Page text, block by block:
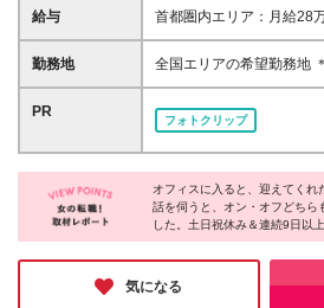
に立つ仕事がしたい」 「
想いをお持ちの方は大歓
給与
首都圏内エリア：月給28
ア：月給27万0,840円～
回やインセンティブなど
変更はありません。 ☆充実した賞与やインセンティ
す。 自分へのご褒美や友
出かけたり 家族をディナ
トも充実しています。 ☆配属に応じて入社1年目の社
は評価実額を支給♪
勤務地
全国エリアの希望勤務地 ＊本社/本部 ・東京/品川区大
崎 ・大阪/大阪市北区太融寺町 *第二支社 ・
区西新宿 ・横浜/横浜市神
・大阪/大阪市北区 ・福岡/福岡市博
東北] ・札幌/札幌市北区
仙台/仙台市青葉区 ・郡山/郡山市
戸支社/茨城県水戸市 ・
栃木県宇都宮市 [首都圏] ・大宮/さいたま市大宮区 ・
船橋/船橋市本町 ・横浜/横浜市神
・新潟/新潟市中央区 ・
沢市広岡 [東海] ・静岡/静岡市葵区 ・名古屋/名古屋市
中区 [関西] ・京都/京都市中京区 ・神戸/神戸市中央区
PR
フォトクリップ
オフィスに入ると、迎えてく
話を伺うと、オン・オフどちら
した。土日祝休み＆連続9日以
産・育児などのライフイベント
て、プライベートの時間も大切
う！今回は特に、未経験OKの
じめたい」「長期的に活躍した
気になる